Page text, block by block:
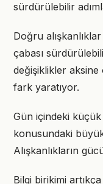
sürdürülebilir
Doğru
çabası
değişiklikler aksine
fark yaratıyor.
Gün içindeki küçük
konusundaki
Alışkanlıkların
Bilgi birikimi